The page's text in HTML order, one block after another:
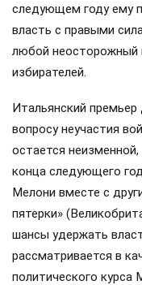
следующем году ему
власть с правыми
любой неосторожный
избирателей.
Итальянский премьер
вопросу неучастия
остается
конца следующего
Мелони вместе с
пятерки»
шансы удержать
рассматривается в
политического курса